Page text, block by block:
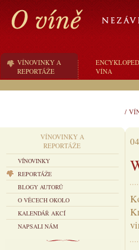
VÍNOVINKY A
REPORTÁŽE
VÍNA
/
VÍNOVINKY A
REPORTÁŽE
VÍNOVINKY
REPORTÁŽE
BLOGY AUTORŮ
O VĚCECH OKOLO
KALENDÁŘ AKCÍ
NAPSALI NÁM